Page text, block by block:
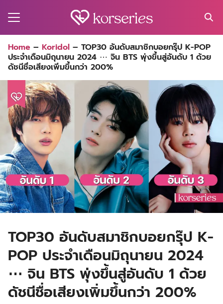
for:
Home – Koridol – TOP30 อันดับสมาชิกบอยกรุ๊ป K-POP
ประจำเดือนมิถุนายน 2024 ⋯ จิน BTS พุ่งขึ้นสู่อันดับ 1 ด้วย
ดัชนีชื่อเสียงเพิ่มขึ้นกว่า 200%
TOP30 อันดับสมาชิกบอยกรุ๊ป K-
POP ประจำเดือนมิถุนายน 2024
⋯ จิน BTS พุ่งขึ้นสู่อันดับ 1 ด้วย
ดัชนีชื่อเสียงเพิ่มขึ้นกว่า 200%